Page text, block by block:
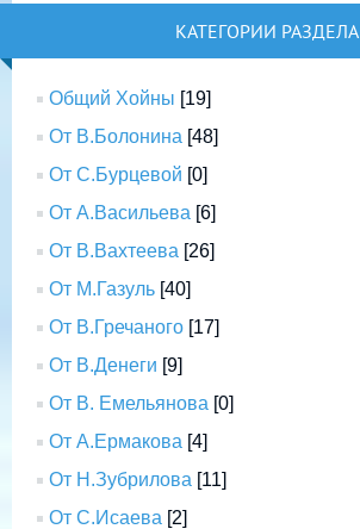
КАТЕГОРИИ РАЗДЕЛА
Общий Хойны [19]
От В.Болонина [48]
От С.Бурцевой [0]
От А.Васильева [6]
От В.Вахтеева [26]
От М.Газуль [40]
От В.Гречаного [17]
От В.Денеги [9]
От В. Емельянова [0]
От А.Ермакова [4]
От Н.Зубрилова [11]
От С.Исаева [2]